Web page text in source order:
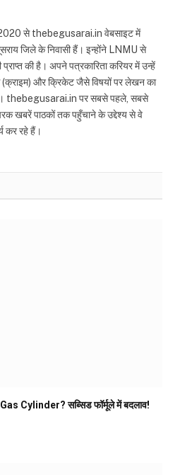
2020 से thebegusarai.in वेबसाइट में
जिले के निवासी हैं। इन्होंने LNMU से
प्राप्त की है। अपने पत्रकारिता करियर में उन्हें
(क्राइम) और क्रिकेट जैसे विषयों पर लेखन का
thebegusarai.in पर सबसे पहले, सबसे
खबरें पाठकों तक पहुँचाने के उद्देश्य से वे
कर रहे हैं।
Cylinder? सब्सिड फॉर्मूले में बदलाव!